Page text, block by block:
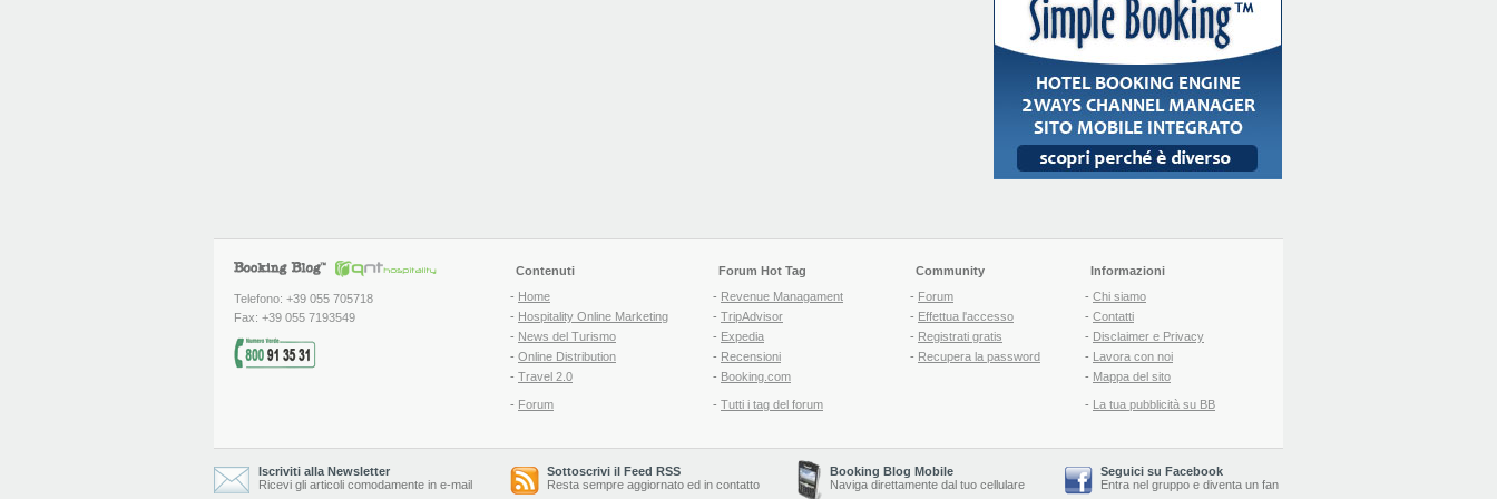
Telefono: +39 055 705718
Fax: +39 055 7193549
Contenuti
- Home
- Hospitality Online Marketing
- News del Turismo
- Online Distribution
- Travel 2.0
- Forum
Forum Hot Tag
- Revenue Managament
- TripAdvisor
- Expedia
- Recensioni
- Booking.com
- Tutti i tag del forum
Community
- Forum
- Effettua l'accesso
- Registrati gratis
- Recupera la password
Informazioni
- Chi siamo
- Contatti
- Disclaimer e Privacy
- Lavora con noi
- Mappa del sito
- La tua pubblicità su BB
Iscriviti alla Newsletter
Ricevi gli articoli comodamente in e-mail
Sottoscrivi il Feed RSS
Resta sempre aggiornato ed in contatto
Booking Blog Mobile
Naviga direttamente dal tuo cellulare
Seguici su Facebook
Entra nel gruppo e diventa un fan